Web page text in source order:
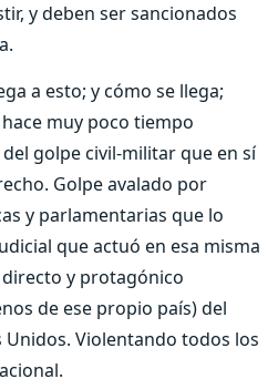
y deben ser sancionados
a esto; y cómo se llega;
muy poco tiempo
golpe civil-militar que en sí
Golpe avalado por
y parlamentarias que lo
que actuó en esa misma
y protagónico
de ese propio país) del
Violentando todos los